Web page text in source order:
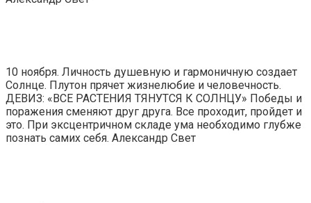
10 ноября. Личность душевную и гармоничную создает
Солнце. Плутон прячет жизнелюбие и человечность.
ДЕВИЗ: «ВСЕ РАСТЕНИЯ ТЯНУТСЯ К СОЛНЦУ» Победы и
поражения сменяют друг друга. Все проходит, пройдет и
это. При эксцентричном складе ума необходимо глубже
познать самих себя. Александр Свет